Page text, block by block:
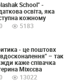
School" -
освіта, яка
кожному
5183
- це поштовх
– так
каже співачка
Міхєєва
13022